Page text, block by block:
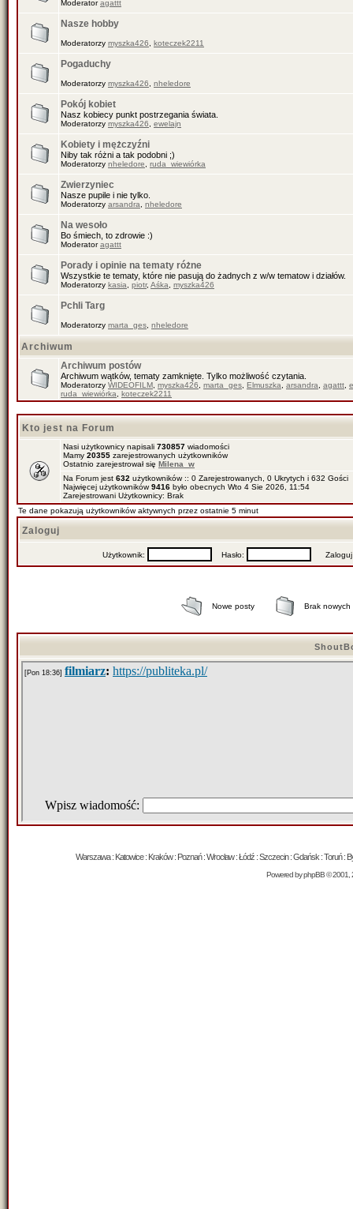
Moderatoragattt
Nasze hobby
Moderatorzy myszka426 koteczek2211
Pogaduchy
Moderatorzy myszka426 nheledore
Pokój kobiet
Nasz kobiecy punkt postrzegania świata.
Moderatorzy myszka426 ewelajn
Kobiety i mężczyźni
Niby tak różni a tak podobni ;)
Moderatorzy nheledore ruda_wiewiórka
Zwierzyniec
Nasze pupile i nie tylko.
Moderatorzy arsandra nheledore
Na wesoło
Bo śmiech, to zdrowie :)
Moderatoragattt
Porady i opinie na tematy różne
Wszystkie te tematy, które nie pasują do żadnych z w/w tematow i działów.
Moderatorzy kasia piotr, Aśka myszka426
Pchli Targ
Moderatorzy marta_ges nheledore
Archiwum
Archiwum postów
Archiwum wątków, tematy zamknięte. Tylko możliwość czytania.
Moderatorzy WIDEOFILM myszka426 marta_ges Elmuszka arsandra agattt
ruda_wiewiórka
koteczek2211
Kto jest na Forum
Nasi użytkownicy napisali 730857 wiadomości
Mamy 20355 zarejestrowanych użytkowników
Ostatnio zarejestrował się Milena_w
Na Forum jest 632 użytkowników :: 0 Zarejestrowanych, 0 Ukrytych i 632
Najwięcej użytkowników9416 było obecnych Wto 4 Sie 2026, 11:54
Zarejestrowani Użytkownicy: Brak
Te dane pokazują użytkowników aktywnych przez ostatnie 5 minut
Zaloguj
Użytkownik: Hasło: Zaloguj
Nowe posty Brak nowych
Warszawa : Katowice : Kraków : Poznań : Wrocław : Łódź : Szczecin : Gdańsk : Toruń :
Powered byphpBB© 2001,